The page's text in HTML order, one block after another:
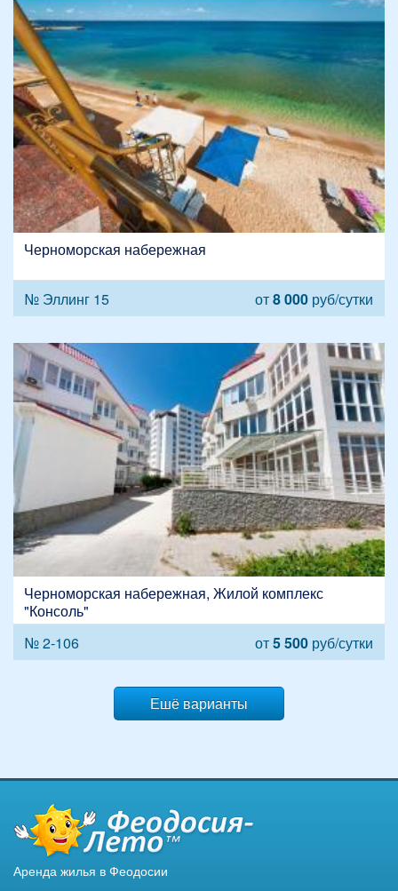
Черноморская набережная
№ Эллинг 15 от8 000 руб/сутки
Черноморская набережная, Жилой комплекс
"Консоль"
№ 2-106
от5 500 руб/сутки
Ешё варианты
Аренда жилья в Феодосии